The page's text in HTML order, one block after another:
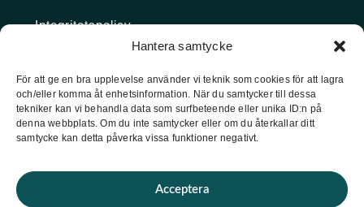
Hantera samtycke
För att ge en bra upplevelse använder vi teknik som cookies för att lagra
och/eller komma åt enhetsinformation. När du samtycker till dessa
tekniker kan vi behandla data som surfbeteende eller unika ID:n på
denna webbplats. Om du inte samtycker eller om du återkallar ditt
samtycke kan detta påverka vissa funktioner negativt.
Acceptera
Integritetspolicy
Konto
Glömt